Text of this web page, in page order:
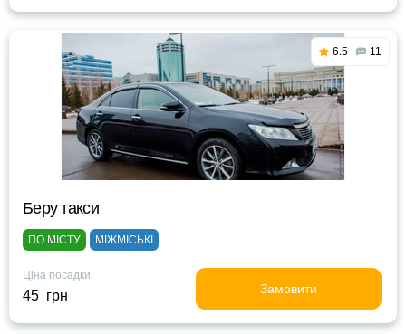
6.5 11
Беру такси
ПО МІСТУ МІЖМІСЬКІ
Ціна посадки
45 грн Замовити